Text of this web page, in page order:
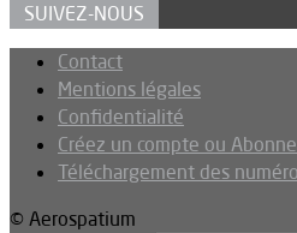
SUIVEZ-NOUS
Contact
Mentions légales
Confidentialité
Créez un compte ou
Téléchargement des
© Aerospatium